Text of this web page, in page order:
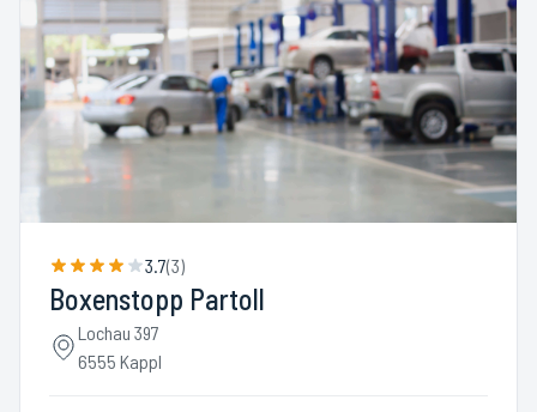
3.7(3)
Boxenstopp Partoll
Lochau 397
6555 Kappl